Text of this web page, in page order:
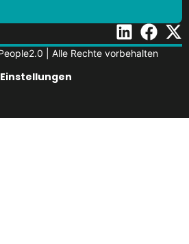
| Alle Rechte vorbehalten